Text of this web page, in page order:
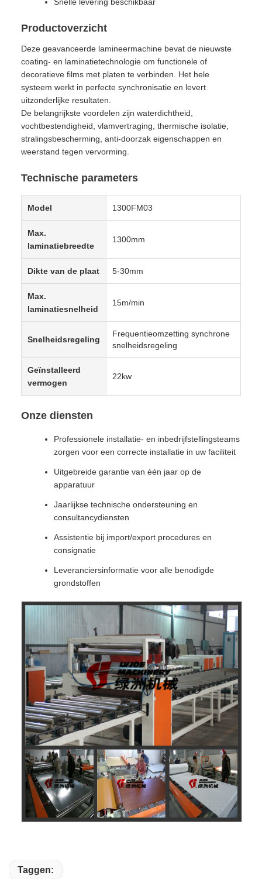
Productoverzicht
Deze geavanceerde lamineermachine bevat de nieuwste
coating- en laminatietechnologie om functionele of
decoratieve films met platen te verbinden. Het hele
systeem werkt in perfecte synchronisatie en levert
uitzonderlijke resultaten.
De belangrijkste voordelen zijn waterdichtheid,
vochtbestendigheid, vlamvertraging, thermische isolatie,
stralingsbescherming, anti-doorzak eigenschappen en
weerstand tegen vervorming.
Technische parameters
Model 1300FM03
Max.
laminatiebreedte
1300mm
Dikte van de plaat 5-30mm
Max.
laminatiesnelheid
15m/min
Snelheidsregeling
Frequentieomzetting synchrone
snelheidsregeling
Geïnstalleerd
vermogen
22kw
Onze diensten
Professionele installatie- en inbedrijfstellingsteams
zorgen voor een correcte installatie in uw faciliteit
Uitgebreide garantie van één jaar op de
apparatuur
Jaarlijkse technische ondersteuning en
consultancydiensten
Assistentie bij import/export procedures en
consignatie
Leveranciersinformatie voor alle benodigde
grondstoffen
Taggen: